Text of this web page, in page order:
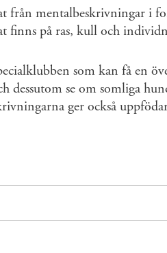
från mentalbeskrivningar i
finns på ras, kull och
som kan få en
dessutom se om somliga
ger också